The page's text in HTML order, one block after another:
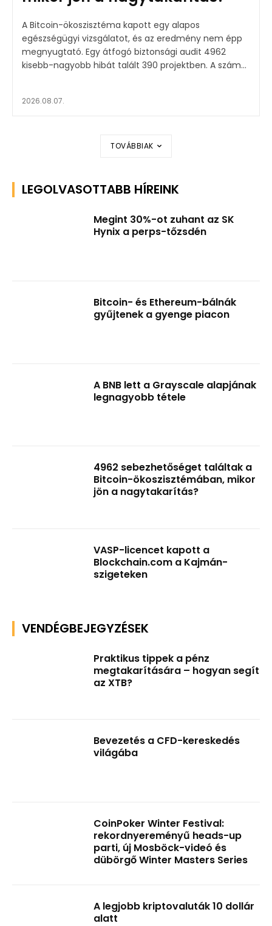
A Bitcoin-ökoszisztéma kapott egy alapos
egészségügyi vizsgálatot, és az eredmény nem épp
megnyugtató. Egy átfogó biztonsági audit 4962
kisebb-nagyobb hibát talált 390 projektben. A szám...
2026.08.07.
TOVÁBBIAK
LEGOLVASOTTABB HÍREINK
Megint 30%-ot zuhant az SK
Hynix a perps-tőzsdén
Bitcoin- és Ethereum-bálnák
gyűjtenek a gyenge piacon
A BNB lett a Grayscale alapjának
legnagyobb tétele
4962 sebezhetőséget találtak a
Bitcoin-ökoszisztémában, mikor
jön a nagytakarítás?
VASP-licencet kapott a
Blockchain.com a Kajmán-
szigeteken
VENDÉGBEJEGYZÉSEK
Praktikus tippek a pénz
megtakarítására – hogyan segít
az XTB?
Bevezetés a CFD-kereskedés
világába
CoinPoker Winter Festival:
rekordnyereményű heads-up
parti, új Mosböck-videó és
dübörgő Winter Masters Series
A legjobb kriptovaluták 10 dollár
alatt